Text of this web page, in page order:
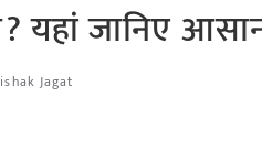
जानिए आसान
Jagat